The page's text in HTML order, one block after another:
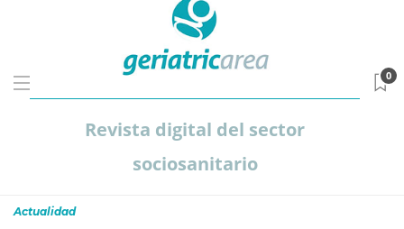
Revista digital del sector
sociosanitario
0
Actualidad